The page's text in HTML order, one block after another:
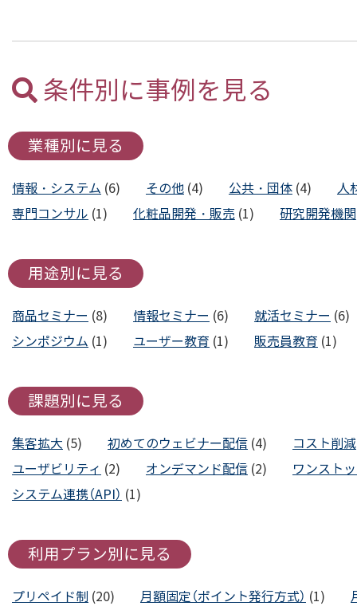
条件別に事例を見る
業種別に見る
情報・システム (6) その他(4) 公共・団体(4)
人
専門コンサル (1) 化粧品開発・販売 (1) 研究開発機関
用途別に見る
商品セミナー (8) 情報セミナー (6) 就活セミナー (6)
シンポジウム (1) ユーザー教育 (1) 販売員教育 (1)
課題別に見る
集客拡大 (5) 初めてのウェビナー配信(4) コスト削減
ユーザビリティ (2) オンデマンド配信(2)
ワンスト
システム連携（API） (1)
利用プラン別に見る
プリペイド制 (20) 月額固定（ポイント発行方式） (1)